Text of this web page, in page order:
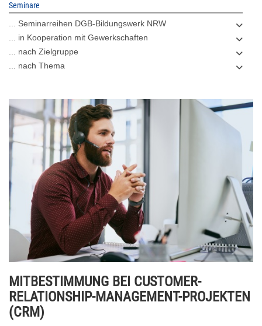
Seminare
... Seminarreihen DGB-Bildungswerk NRW
... in Kooperation mit Gewerkschaften
... nach Zielgruppe
... nach Thema
MITBESTIMMUNG BEI CUSTOMER-
RELATIONSHIP-MANAGEMENT-PROJEKTEN
(CRM)